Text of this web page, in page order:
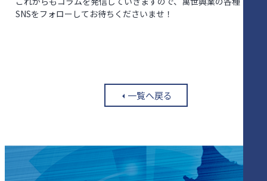
SNSをフォローしてお待ちくださいませ！
一覧へ戻る